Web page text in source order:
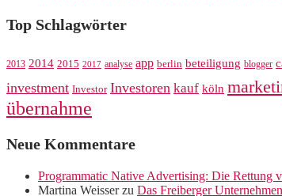
Top Schlagwörter
2013 2014 2015 2017 analyse app berlin beteiligung blogger
investment Investor Investoren kauf köln
übernahme
Neue Kommentare
Programmatic Native Advertising: Die Rettung
Martina Weisserzu Das Freiberger